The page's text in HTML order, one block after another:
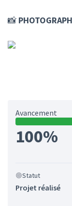
📸
Avancement
100%
Statut
Projet réalisé